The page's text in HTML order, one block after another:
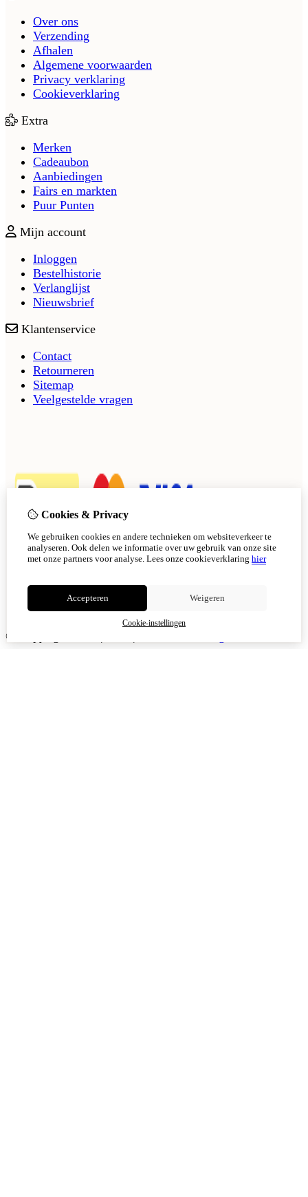
Over ons
Verzending
Afhalen
Algemene voorwaarden
Privacy verklaring
Cookieverklaring
Extra
Merken
Cadeaubon
Aanbiedingen
Fairs en markten
Puur Punten
Mijn account
Inloggen
Bestelhistorie
Verlanglijst
Nieuwsbrief
Klantenservice
Contact
Retourneren
Sitemap
Veelgestelde vragen
© Copyright 2026
Cookies & Privacy
We gebruiken cookies en andere technieken om websiteverkeer te
analyseren. Ook delen we informatie over uw gebruik van onze site
met onze partners voor analyse. Lees onze cookieverklaring hier
Accepteren Weigeren
Cookie-instellingen